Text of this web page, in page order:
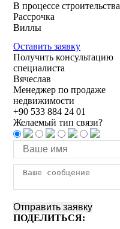
В процессе строительства
Рассрочка
Виллы
Оставить заявку
Получить консультацию
специалиста
Вячеслав
Менеджер по продаже
недвижимости
+90 533 884 24 01
Желаемый тип связи?
ПОДЕЛИТЬСЯ: